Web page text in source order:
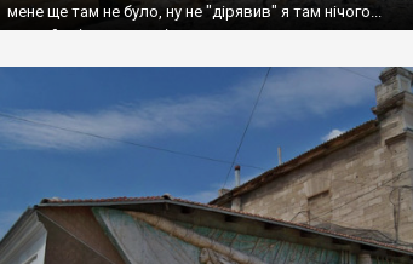
мене ще там не було, ну не "дірявив" я там нічого...
принаймні до цього літа.